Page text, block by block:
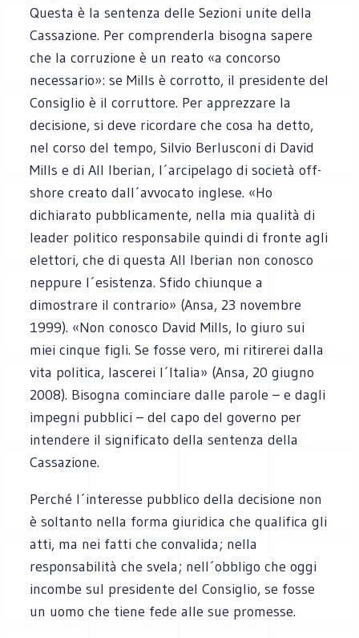
Questa è la sentenza delle Sezioni unite della
Cassazione. Per comprenderla bisogna sapere
che la corruzione è un reato «a concorso
necessario»: se Mills è corrotto, il presidente del
Consiglio è il corruttore. Per apprezzare la
decisione, si deve ricordare che cosa ha detto,
nel corso del tempo, Silvio Berlusconi di David
Mills e di All Iberian, l´arcipelago di società off-
shore creato dall´avvocato inglese. «Ho
dichiarato pubblicamente, nella mia qualità di
leader politico responsabile quindi di fronte agli
elettori, che di questa All Iberian non conosco
neppure l´esistenza. Sfido chiunque a
dimostrare il contrario» (Ansa, 23 novembre
1999). «Non conosco David Mills, lo giuro sui
miei cinque figli. Se fosse vero, mi ritirerei dalla
vita politica, lascerei l´Italia» (Ansa, 20 giugno
2008). Bisogna cominciare dalle parole – e dagli
impegni pubblici – del capo del governo per
intendere il significato della sentenza della
Cassazione.
Perché l´interesse pubblico della decisione non
è soltanto nella forma giuridica che qualifica gli
atti, ma nei fatti che convalida; nella
responsabilità che svela; nell´obbligo che oggi
incombe sul presidente del Consiglio, se fosse
un uomo che tiene fede alle sue promesse.